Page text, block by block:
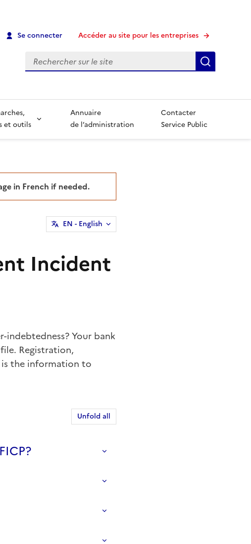
Se connecter Accéder au site pour les entreprises
Recherche
et outils
Annuaire
de l’administration
Contacter
Service Public
in French if needed.
EN - English
Incident
indebtedness? Your bank
Registration,
the information to
Unfold all